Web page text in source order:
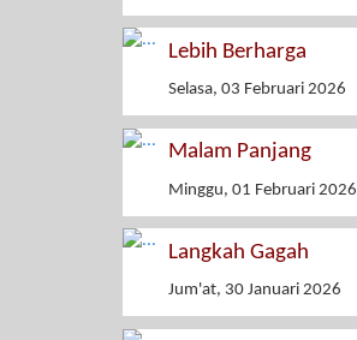
Lebih Berharga
Selasa, 03 Februari 2026
Malam Panjang
Minggu, 01 Februari 2026
Langkah Gagah
Jum'at, 30 Januari 2026